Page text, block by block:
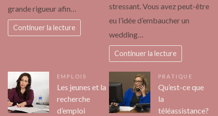
grande rigueur afin…
Continuer la lecture
stressant. Vous avez peut-être
eu l’idée d’embaucher un
wedding…
Continuer la lecture
EMPLOIS
Les jeunes et la
recherche
d’emploi
PRATIQUE
Qu’est-ce que
la
téléassistance?